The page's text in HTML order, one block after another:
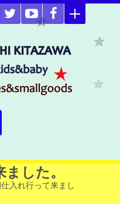
した。
入れ行って来まし